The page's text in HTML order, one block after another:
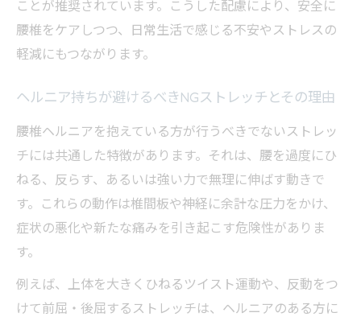
ことが推奨されています。こうした配慮により、安全に
腰椎をケアしつつ、日常生活で感じる不安やストレスの
軽減にもつながります。
ヘルニア持ちが避けるべきNGストレッチとその理由
腰椎ヘルニアを抱えている方が行うべきでないストレッ
チには共通した特徴があります。それは、腰を過度にひ
ねる、反らす、あるいは強い力で無理に伸ばす動きで
す。これらの動作は椎間板や神経に余計な圧力をかけ、
症状の悪化や新たな痛みを引き起こす危険性がありま
す。
例えば、上体を大きくひねるツイスト運動や、反動をつ
けて前屈・後屈するストレッチは、ヘルニアのある方に